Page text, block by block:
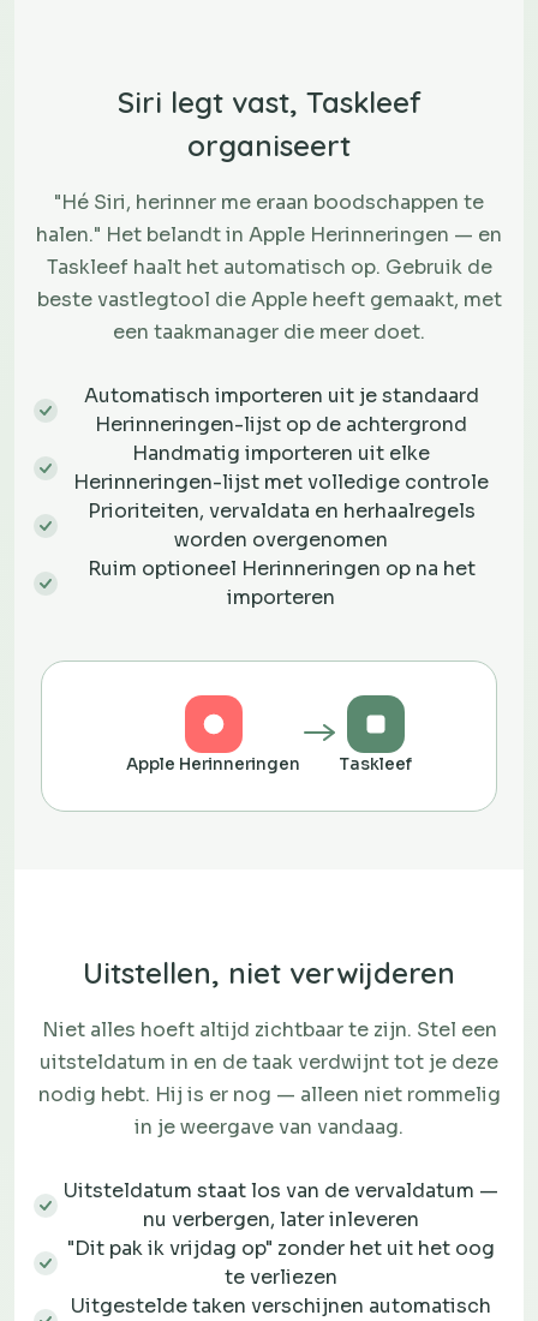
Siri legt vast, Taskleef
organiseert
"Hé Siri, herinner me eraan boodschappen te
halen." Het belandt in Apple Herinneringen — en
Taskleef haalt het automatisch op. Gebruik de
beste vastlegtool die Apple heeft gemaakt, met
een taakmanager die meer doet.
Automatisch importeren uit je standaard
Herinneringen-lijst op de achtergrond
Handmatig importeren uit elke
Herinneringen-lijst met volledige controle
Prioriteiten, vervaldata en herhaalregels
worden overgenomen
Ruim optioneel Herinneringen op na het
importeren
Apple Herinneringen Taskleef
Uitstellen, niet verwijderen
Niet alles hoeft altijd zichtbaar te zijn. Stel een
uitsteldatum in en de taak verdwijnt tot je deze
nodig hebt. Hij is er nog — alleen niet rommelig
in je weergave van vandaag.
Uitsteldatum staat los van de vervaldatum —
nu verbergen, later inleveren
"Dit pak ik vrijdag op" zonder het uit het oog
te verliezen
Uitgestelde taken verschijnen automatisch